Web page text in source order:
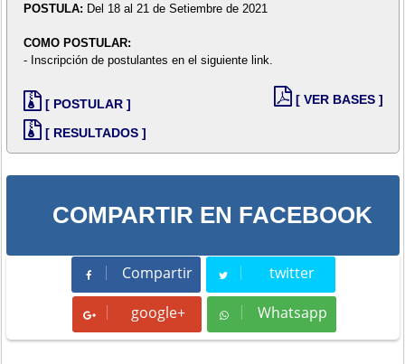
POSTULA: Del 18 al 21 de Setiembre de 2021
COMO POSTULAR:
- Inscripción de postulantes en el siguiente link.
[ POSTULAR ]
[ RESULTADOS ]
[ VER BASES ]
COMPARTIR EN FACEBOOK
Compartir
Compartir twitter
Tweet
google+ Whatsapp
Whatsapp